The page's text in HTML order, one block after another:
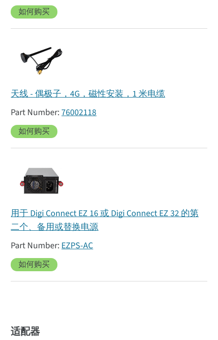
如何购买
天线 - 偶极子，4G，磁性安装，1 米电缆
76002118
如何购买
用于 Digi Connect EZ 16 或 Digi Connect EZ 32 的第
二个、备用或替换电源
EZPS-AC
如何购买
适配器